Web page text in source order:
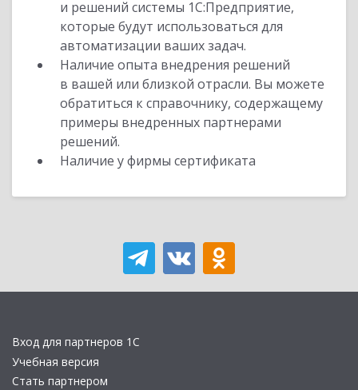
и решений системы 1С:Предприятие,
которые будут использоваться для
автоматизации ваших задач.
Наличие опыта внедрения решений
в вашей или близкой отрасли. Вы можете
обратиться к справочнику, содержащему
примеры внедренных партнерами
решений.
Наличие у фирмы сертификата
Вход для партнеров 1С
Учебная версия
Стать партнером